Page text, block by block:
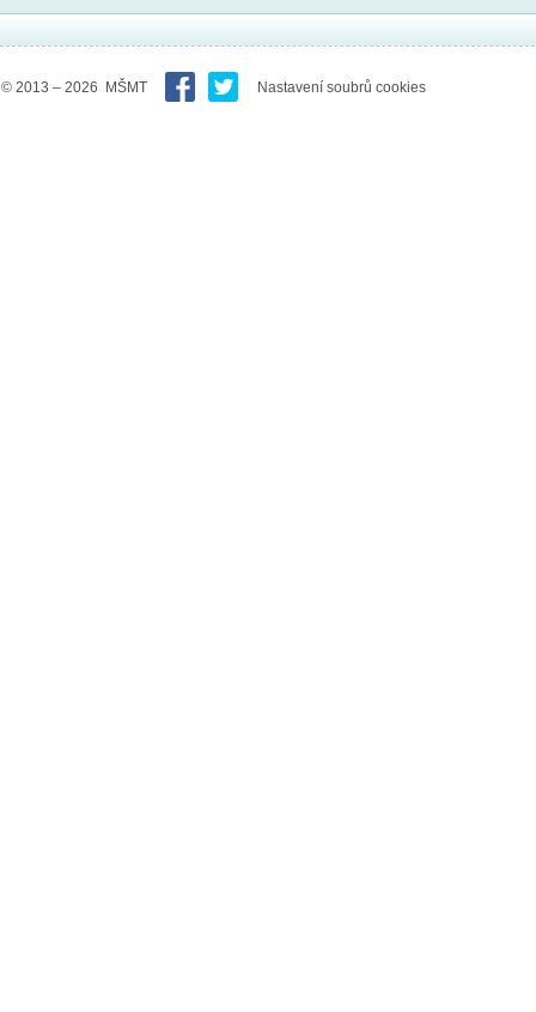
© 2013 – 2026 MŠMT Nastavení soubrů cookies